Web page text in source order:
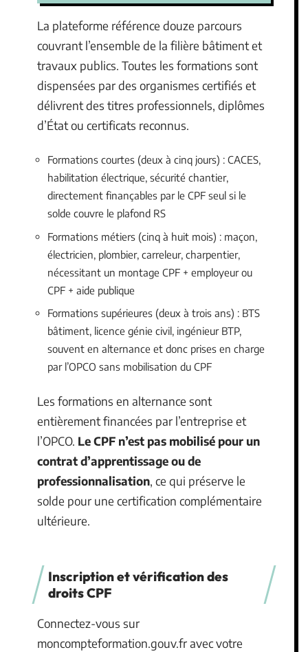
La plateforme référence douze parcours
couvrant l’ensemble de la filière bâtiment et
travaux publics. Toutes les formations sont
dispensées par des organismes certifiés et
délivrent des titres professionnels, diplômes
d’État ou certificats reconnus.
Formations courtes (deux à cinq jours) : CACES,
habilitation électrique, sécurité chantier,
directement finançables par le CPF seul si le
solde couvre le plafond RS
Formations métiers (cinq à huit mois) : maçon,
électricien, plombier, carreleur, charpentier,
nécessitant un montage CPF + employeur ou
CPF + aide publique
Formations supérieures (deux à trois ans) : BTS
bâtiment, licence génie civil, ingénieur BTP,
souvent en alternance et donc prises en charge
par l’OPCO sans mobilisation du CPF
Les formations en alternance sont
entièrement financées par l’entreprise et
l’OPCO. Le CPF n’est pas mobilisé pour un
contrat d’apprentissage ou de
professionnalisation, ce qui préserve le
solde pour une certification complémentaire
ultérieure.
Inscription et vérification des
droits CPF
Connectez-vous sur
moncompteformation.gouv.fr avec votre